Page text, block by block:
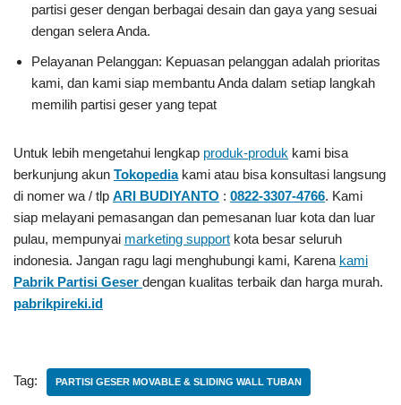
partisi geser dengan berbagai desain dan gaya yang sesuai
dengan selera Anda.
Pelayanan Pelanggan: Kepuasan pelanggan adalah prioritas
kami, dan kami siap membantu Anda dalam setiap langkah
memilih partisi geser yang tepat
Untuk lebih mengetahui lengkap produk-produk kami bisa
berkunjung akun Tokopediakami atau bisa konsultasi langsung
di nomer wa / tlp ARI BUDIYANTO : 0822-3307-4766. Kami
siap melayani pemasangan dan pemesanan luar kota dan luar
pulau, mempunyai marketing support kota besar seluruh
indonesia. Jangan ragu lagi menghubungi kami, Karena kami
Pabrik Partisi Geser dengan kualitas terbaik dan harga murah.
pabrikpireki.id
Tag: PARTISI GESER MOVABLE & SLIDING WALL TUBAN